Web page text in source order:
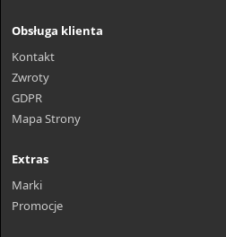
Obsługa klienta
Kontakt
Zwroty
GDPR
Mapa Strony
Extras
Marki
Promocje